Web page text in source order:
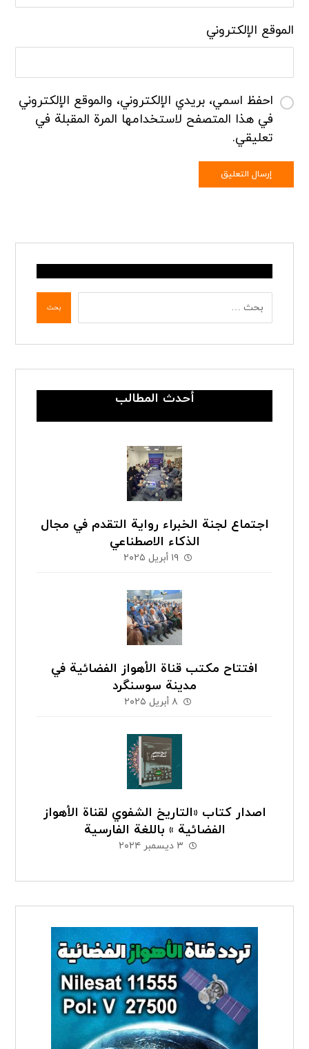
الموقع الإلكتروني
احفظ اسمي، بريدي الإلكتروني، والموقع الإلكتروني
في هذا المتصفح لاستخدامها المرة المقبلة في
تعليقي.
إرسال التعليق
بحث
أحدث المطالب
اجتماع لجنة الخبراء رواية التقدم في مجال
الذكاء الاصطناعي
١٩ أبريل ٢٠٢٥
افتتاح مكتب قناة الأهواز الفضائية في
مدينة سوسنگرد
٨ أبريل ٢٠٢٥
اصدار كتاب «التاريخ الشفوي لقناة الأهواز
الفضائیة » باللغة الفارسية
٣ ديسمبر ٢٠٢٤